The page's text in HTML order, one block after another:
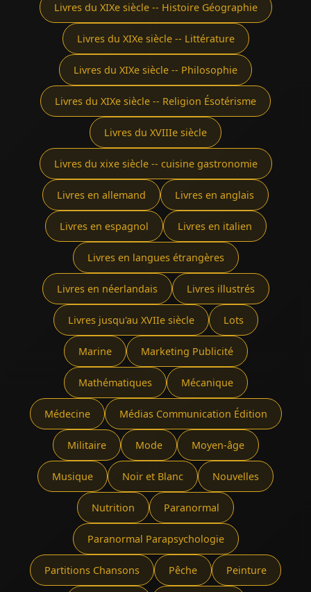
Livres du XIXe siècle -- Histoire Géographie
Livres du XIXe siècle -- Littérature
Livres du XIXe siècle -- Philosophie
Livres du XIXe siècle -- Religion Ésotérisme
Livres du XVIIIe siècle
Livres du xixe siècle -- cuisine gastronomie
Livres en allemand Livres en anglais
Livres en espagnol Livres en italien
Livres en langues étrangères
Livres en néerlandais Livres illustrés
Livres jusqu'au XVIIe siècle Lots
Marine Marketing Publicité
Mathématiques Mécanique
Médecine Médias Communication Édition
Militaire Mode Moyen-âge
Musique Noir et Blanc Nouvelles
Nutrition Paranormal
Paranormal Parapsychologie
Partitions Chansons Pêche Peinture